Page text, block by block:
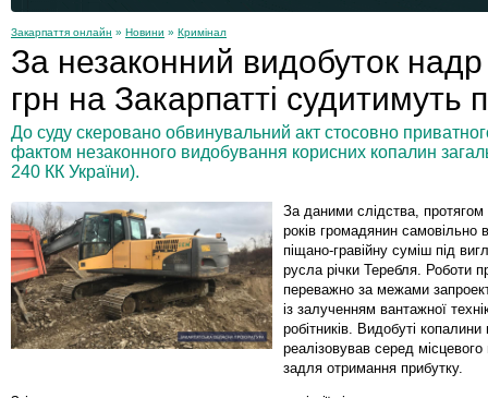
Закарпаття онлайн » Новини » Кримінал
За незаконний видобуток
грн на Закарпатті
До суду скеровано обвинувальний акт стосовно
фактом незаконного видобування корисних копалин
240 КК України).
За даними слідства,
років громадянин самовільно
піщано-гравійну суміш під
русла річки Теребля. Роботи
переважно за межами
із залученням вантажної
робітників. Видобуті
реалізовував серед
задля отримання прибутку.